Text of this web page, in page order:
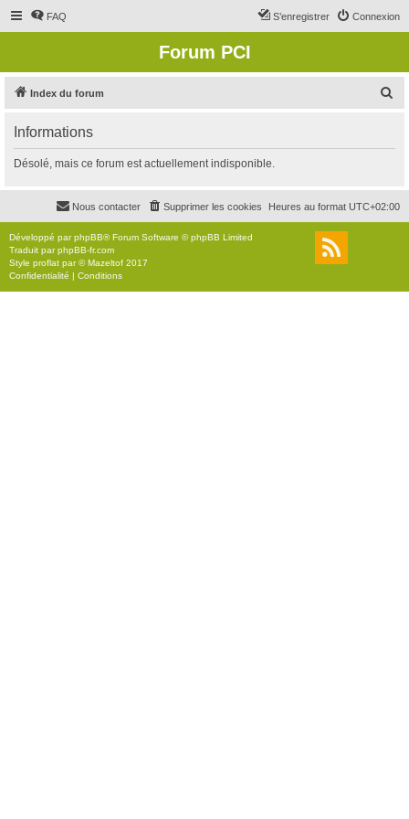
FAQ Connexion
S’enregistrer
Forum PCI
Index du forum
r
c
r
Informations
Désolé, mais ce forum est actuellement indisponible.
Heures au format UTC+02:00
Supprimer les cookies
Nous contacter
Développé parphpBB® Forum Software © phpBB Limited
Traduit parphpBB-fr.com
Style proflat par ©Mazeltof 2017
Confidentialité | Conditions